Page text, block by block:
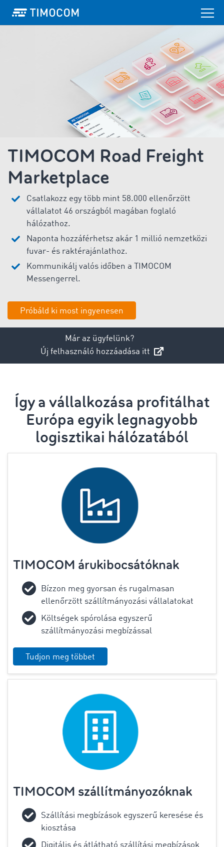
TIMOCOM Road Freight
Marketplace
Csatlakozz egy több mint 58.000 ellenőrzött
vállalatot 46 országból magában foglaló
hálózathoz.
Naponta hozzáférhetsz akár 1 millió nemzetközi
fuvar- és raktérajánlathoz.
Kommunikálj valós időben a TIMOCOM
Messengerrel.
Próbáld ki most ingyenesen
Már az ügyfelünk?
Új felhasználó hozzáadása itt
Így a vállalkozása profitálhat
Európa egyik legnagyobb
logisztikai hálózatából
TIMOCOM árukibocsátóknak
Bízzon meg gyorsan és rugalmasan
ellenőrzött szállítmányozási vállalatokat
Költségek spórolása egyszerű
szállítmányozási megbízással
Tudjon meg többet
TIMOCOM szállítmányozóknak
Szállítási megbízások egyszerű keresése és
kiosztása
Digitális és átlátható szállítási megbízások